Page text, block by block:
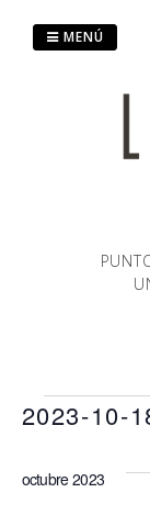
MENÚ
2023-10-
la
octubre 2023